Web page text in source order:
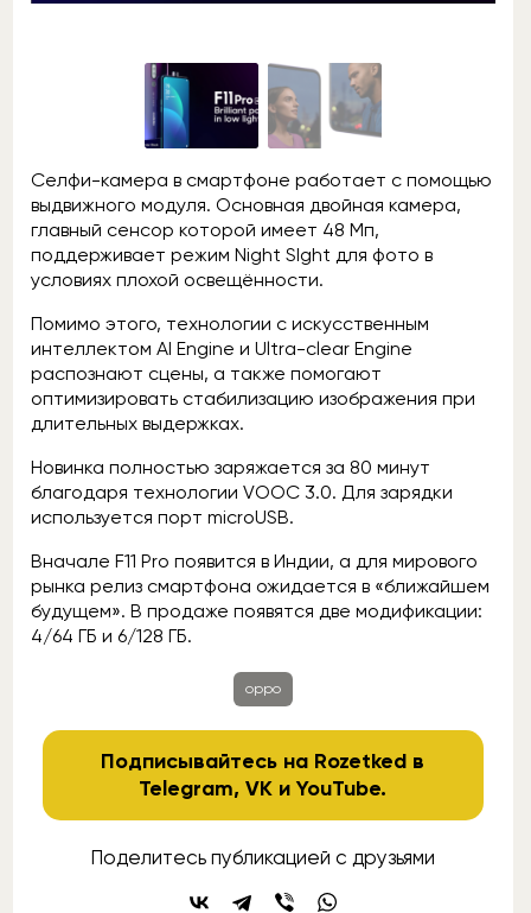
Селфи-камера в смартфоне работает с помощью
выдвижного модуля. Основная двойная камера,
главный сенсор которой имеет 48 Мп,
поддерживает режим Night SIght для фото в
условиях плохой освещённости.
Помимо этого, технологии с искусственным
интеллектом AI Engine и Ultra-clear Engine
распознают сцены, а также помогают
оптимизировать стабилизацию изображения при
длительных выдержках.
Новинка полностью заряжается за 80 минут
благодаря технологии VOOC 3.0. Для зарядки
используется порт microUSB.
Вначале F11 Pro появится в Индии, а для мирового
рынка релиз смартфона ожидается в «ближайшем
будущем». В продаже появятся две модификации:
4/64 ГБ и 6/128 ГБ.
oppo
Подписывайтесь на Rozetked в
Telegram,VK иYouTube.
Поделитесь публикацией с друзьями